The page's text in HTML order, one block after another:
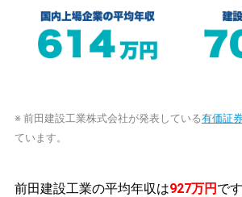
※ 前田建設工業株式会社が発表している有価証
ています。
前田建設工業の平均年収は927万円 です